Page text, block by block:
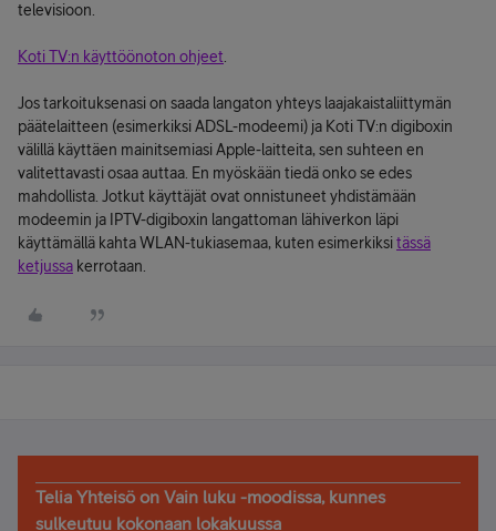
televisioon.
Koti TV:n käyttöönoton ohjeet
Jos tarkoituksenasi on saada langaton yhteys laajakaistaliittymän
päätelaitteen (esimerkiksi ADSL-modeemi) ja Koti TV:n digiboxin
välillä käyttäen mainitsemiasi Apple-laitteita, sen suhteen en
valitettavasti osaa auttaa. En myöskään tiedä onko se edes
mahdollista. Jotkut käyttäjät ovat onnistuneet yhdistämään
modeemin ja IPTV-digiboxin langattoman lähiverkon läpi
käyttämällä kahta WLAN-tukiasemaa, kuten esimerkiksitässä
ketjussa kerrotaan.
Telia Yhteisö on Vain luku -moodissa, kunnes
sulkeutuu kokonaan lokakuussa